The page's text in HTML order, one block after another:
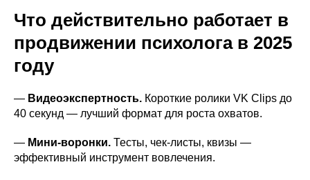
Что действительно работает в
продвижении психолога в 2025
году
— Видеоэкспертность. Короткие ролики VK Clips до
40 секунд — лучший формат для роста охватов.
— Мини-воронки. Тесты, чек-листы, квизы —
эффективный инструмент вовлечения.